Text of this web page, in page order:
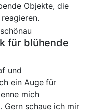
Objekte, die
für blühende
und
ein Auge für
mich
Gern schaue ich mir